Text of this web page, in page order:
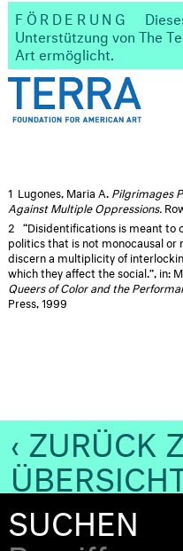
FÖRDERUNG
Unterstützung von The
Art ermöglicht.
1 Lugones, Maria A. Pilgrimages
Against Multiple Oppressions.
2 “Disidentifications is meant to
politics that is not monocausal
discern a multiplicity of
which they affect the social.”, in:
Queers of Color and the
Press, 1999
‹ ZURÜCK
SUCHEN